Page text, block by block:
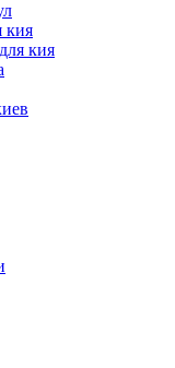
кия
кия